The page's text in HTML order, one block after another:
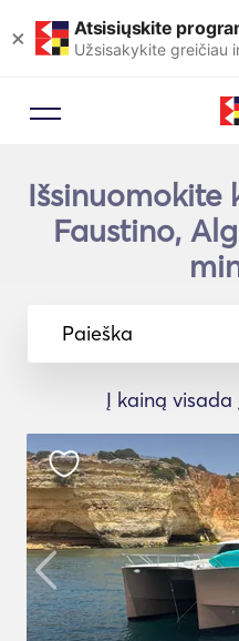
× Atsisiųskite
Užsisakykite greičiau
Išsinuomokite
Faustino,
Paieška
Į kainą